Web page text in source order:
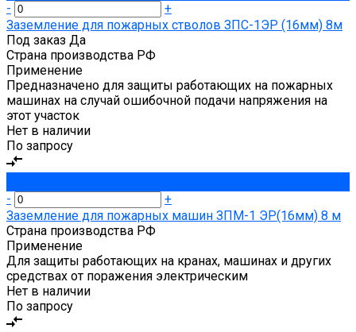
-
+
Заземление для пожарных стволов ЗПС-1ЭР (16мм) 8м
Под заказ Да
Страна производства РФ
Применение
Предназначено для защиты работающих на пожарных
машинах на случай ошибочной подачи напряжения на
этот участок
Нет в наличии
По запросу
-
+
Заземление для пожарных машин ЗПМ-1 ЭР(16мм) 8 м
Страна производства РФ
Применение
Для защиты работающих на кранах, машинах и других
средствах от поражения электрическим
Нет в наличии
По запросу